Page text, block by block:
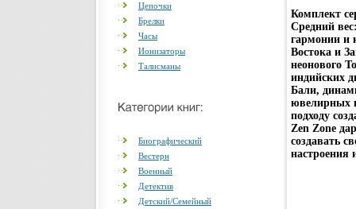
Цепочки
Брелки
Часы
Ионизаторы
Талисманы
Биографический
Вестерн
Военный
Детектив
Детский/Семейный
Комплект
Средний
гармонии и
Востока и
неонового
индийских
Бали,
ювелирных
подходу
Zen Zone
создавать
настроения